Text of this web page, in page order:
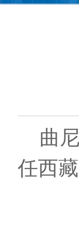
曲
任西